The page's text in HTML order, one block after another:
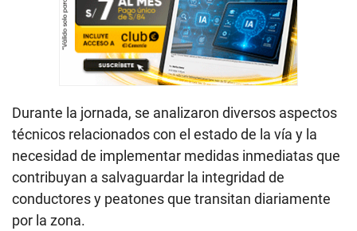
Durante la jornada, se analizaron diversos aspectos
técnicos relacionados con el estado de la vía y la
necesidad de implementar medidas inmediatas que
contribuyan a salvaguardar la integridad de
conductores y peatones que transitan diariamente
por la zona.